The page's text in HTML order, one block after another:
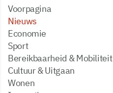
Voorpagina
Nieuws
Economie
Sport
Bereikbaarheid & Mobiliteit
Cultuur & Uitgaan
Wonen